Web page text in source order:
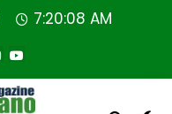
7:20:09 AM